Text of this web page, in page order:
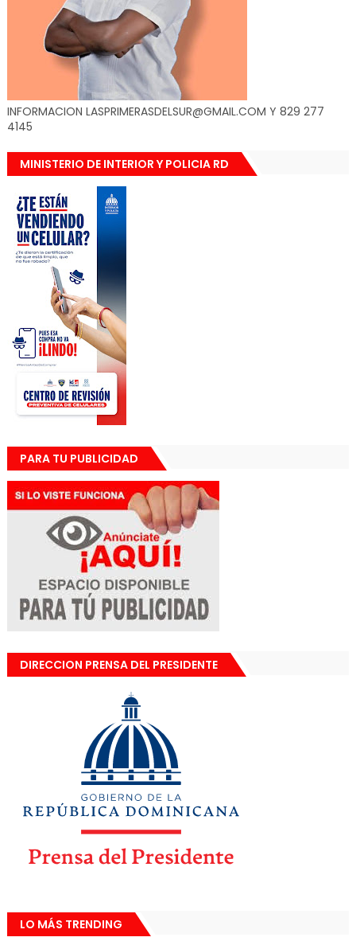
INFORMACION LASPRIMERASDELSUR@GMAIL.COM Y 829 277
4145
MINISTERIO DE INTERIOR Y POLICIA RD
PARA TU PUBLICIDAD
DIRECCION PRENSA DEL PRESIDENTE
LO MÁS TRENDING